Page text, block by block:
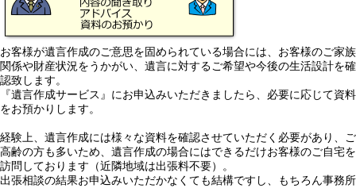
お客様が遺言作成のご意思を固められている場合には、お客様のご家族
関係や財産状況をうかがい、遺言に対するご希望や今後の生活設計を確
認致します。
『遺言作成サービス』にお申込みいただきましたら、必要に応じて資料
をお預かりします。
経験上、遺言作成には様々な資料を確認させていただく必要があり、ご
高齢の方も多いため、遺言作成の場合にはできるだけお客様のご自宅を
訪問しております（近隣地域は出張料不要）。
出張相談の結果お申込みいただかなくても結構ですし、もちろん事務所